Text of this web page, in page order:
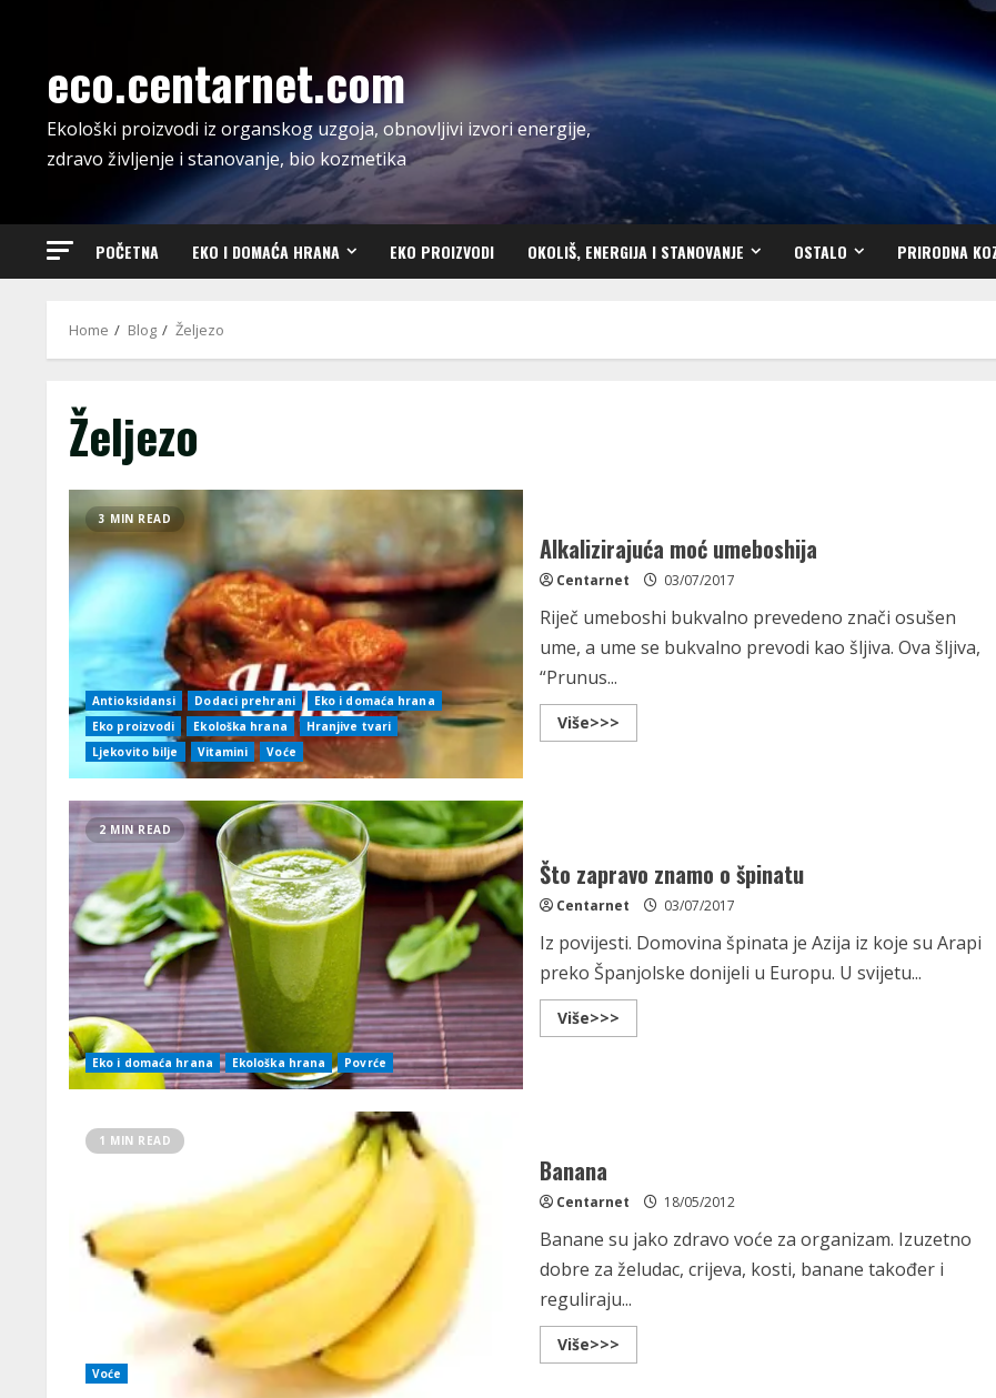
contenteco.centarnet.com
Ekološki proizvodi iz organskog uzgoja, obnovljivi izvori energije,
zdravo življenje i stanovanje, bio kozmetika
POČETNA EKO I DOMAĆA HRANA EKO PROIZVODI OKOLIŠ, ENERGIJA I STANOVANJE OSTALO PRIRODNA
Home Blog Željezo
Željezo
3 MIN READ
Antioksidansi Dodaci prehrani
Eko i domaća hrana
Eko proizvodi
Ekološka hrana
Hranjive tvari
Ljekovito bilje
Vitamini Voće
Alkalizirajuća moć umeboshija
Centarnet 03/07/2017
Riječ umeboshi bukvalno prevedeno znači osušen
ume, a ume se bukvalno prevodi kao šljiva. Ova šljiva,
“Prunus...
Više>>>Read
more
2 MIN READ
Eko i domaća hrana Ekološka hrana Povrće
Što zapravo znamo o špinatu
Centarnet 03/07/2017
Iz povijesti. Domovina špinata je Azija iz koje su Arapi
preko Španjolske donijeli u Europu. U svijetu...
Više>>>Read
more
1 MIN READ
Voće
Banana
Centarnet 18/05/2012
Banane su jako zdravo voće za organizam. Izuzetno
dobre za želudac, crijeva, kosti, banane također i
reguliraju...
Više>>>Read
more